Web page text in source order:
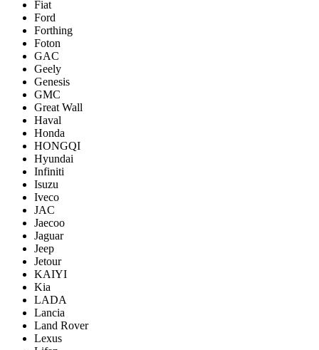
Fiat
Ford
Forthing
Foton
GAC
Geely
Genesis
GMC
Great Wall
Haval
Honda
HONGQI
Hyundai
Infiniti
Isuzu
Iveco
JAC
Jaecoo
Jaguar
Jeep
Jetour
KAIYI
Kia
LADA
Lancia
Land Rover
Lexus